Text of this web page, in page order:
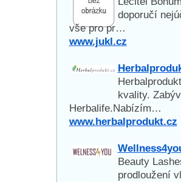
doporučí
vše pro pr…
www.jukl.cz
kvality.
Herbalife.Nabízím…
www.herbalprodukt.cz
Beauty
prodloužení